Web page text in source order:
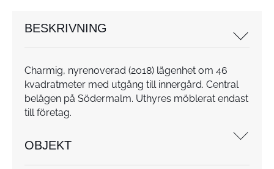
BESKRIVNING
Charmig, nyrenoverad (2018) lägenhet om 46
kvadratmeter med utgång till innergård. Central
belägen på Södermalm. Uthyres möblerat endast
till företag.
OBJEKT